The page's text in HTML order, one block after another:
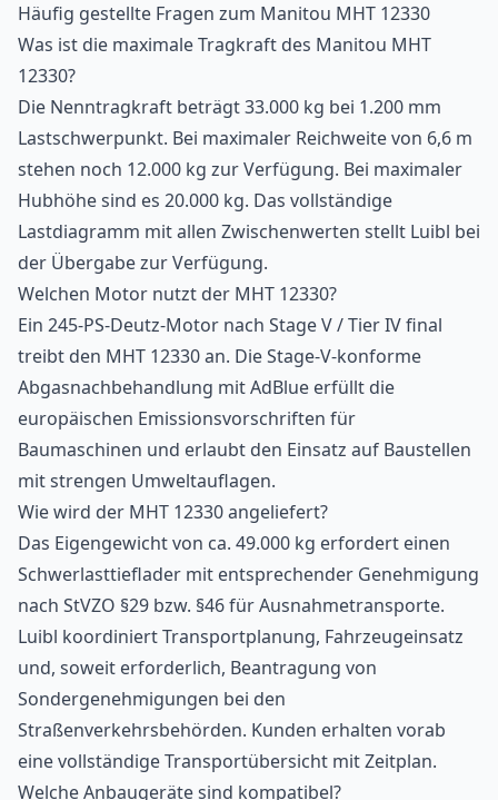
Häufig gestellte Fragen zum Manitou MHT 12330
Was ist die maximale Tragkraft des Manitou MHT
12330?
Die Nenntragkraft beträgt 33.000 kg bei 1.200 mm
Lastschwerpunkt. Bei maximaler Reichweite von 6,6 m
stehen noch 12.000 kg zur Verfügung. Bei maximaler
Hubhöhe sind es 20.000 kg. Das vollständige
Lastdiagramm mit allen Zwischenwerten stellt Luibl bei
der Übergabe zur Verfügung.
Welchen Motor nutzt der MHT 12330?
Ein 245-PS-Deutz-Motor nach Stage V / Tier IV final
treibt den MHT 12330 an. Die Stage-V-konforme
Abgasnachbehandlung mit AdBlue erfüllt die
europäischen Emissionsvorschriften für
Baumaschinen und erlaubt den Einsatz auf Baustellen
mit strengen Umweltauflagen.
Wie wird der MHT 12330 angeliefert?
Das Eigengewicht von ca. 49.000 kg erfordert einen
Schwerlasttieflader mit entsprechender Genehmigung
nach StVZO §29 bzw. §46 für Ausnahmetransporte.
Luibl koordiniert Transportplanung, Fahrzeugeinsatz
und, soweit erforderlich, Beantragung von
Sondergenehmigungen bei den
Straßenverkehrsbehörden. Kunden erhalten vorab
eine vollständige Transportübersicht mit Zeitplan.
Welche Anbaugeräte sind kompatibel?